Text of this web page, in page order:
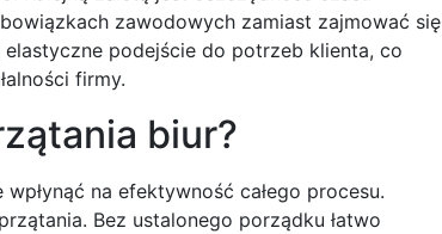
zawodowych zamiast zajmować się
podejście do potrzeb klienta, co
firmy.
biur?
na efektywność całego procesu.
Bez ustalonego porządku łatwo